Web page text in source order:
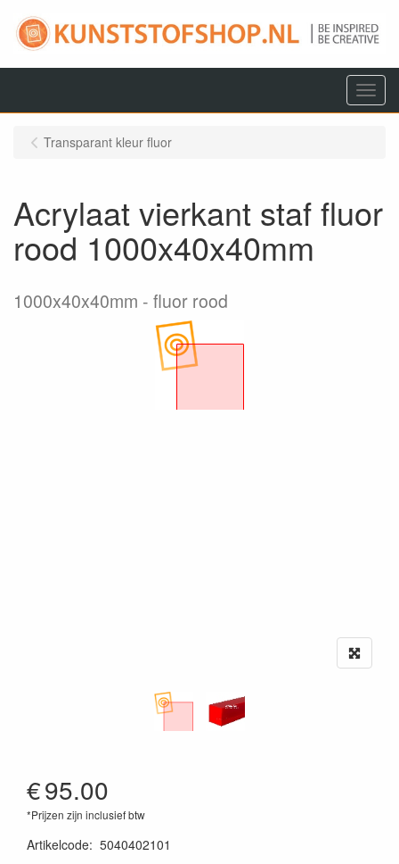
Menu
Transparant kleur fluor
Acrylaat vierkant staf fluor
rood 1000x40x40mm
1000x40x40mm fluor rood
€95.00
*Prijzen zijn inclusief btw
Artikelcode: 5040402101